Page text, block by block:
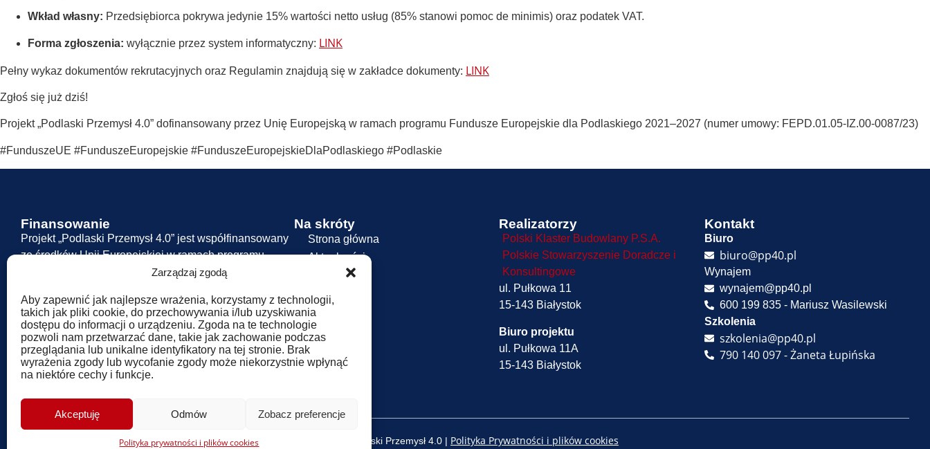
Zarządzaj zgodą
Aby zapewnić jak najlepsze wrażenia, korzystamy z technologii,
takich jak pliki cookie, do przechowywania i/lub uzyskiwania
dostępu do informacji o urządzeniu. Zgoda na te technologie
pozwoli nam przetwarzać dane, takie jak zachowanie podczas
przeglądania lub unikalne identyfikatory na tej stronie. Brak
wyrażenia zgody lub wycofanie zgody może niekorzystnie wpłynąć
na niektóre cechy i funkcje.
Akceptuję Odmów Zobacz preferencje
Polityka prywatności i plików cookies
Wkład własny: Przedsiębiorca pokrywa jedynie 15% wartości netto usług (85% stanowi pomoc de minimis) oraz podatek VAT.
Forma zgłoszenia: wyłącznie przez system informatyczny: LINK
Pełny wykaz dokumentów rekrutacyjnych oraz Regulamin znajdują się w zakładce dokumenty: LINK
Zgłoś się już dziś!
Projekt „Podlaski Przemysł 4.0” dofinansowany przez Unię Europejską w ramach programu Fundusze Europejskie dla Podlaskiego 2021–2027 (numer umowy: FEPD.01.05-IZ.00-0087/23)
#FunduszeUE #FunduszeEuropejskie #FunduszeEuropejskieDlaPodlaskiego #Podlaskie
Finansowanie
Projekt „Podlaski Przemysł 4.0” jest współfinansowany
ze środków Unii Europejskiej w ramach programu
Fundusze Europejskie dla Podlaskiego 2021–2027.
Na skróty
Strona główna
Aktualności
O Projekcie
Oferta
Dokumenty
Kontakt
Logowanie
Realizatorzy
Polski Klaster Budowlany P.S.A.
Polskie Stowarzyszenie Doradcze i
Konsultingowe
ul. Pułkowa 11
15-143 Białystok
Biuro projektu
ul. Pułkowa 11A
15-143 Białystok
Kontakt
Biuro
biuro@pp40.pl
Wynajem
wynajem@pp40.pl
600 199 835 - Mariusz Wasilewski
Szkolenia
szkolenia@pp40.pl
790 140 097 - Żaneta Łupińska
© 2025 Podlaski Przemysł 4.0 | Polityka Prywatności i plików cookies